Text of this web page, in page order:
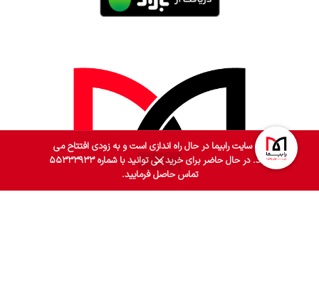
وب سایت رابیما در حال راه اندازی است و به زودی افتتاح می
گردد. در حال حاضر برای خرید می توانید با شماره ۵۵۳۳۳۹۳۳
تماس حاصل فرمایید.
0